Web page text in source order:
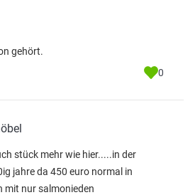
gehört.
0
stück mehr wie hier.....in der
jahre da 450 euro normal in
mit nur salmonieden